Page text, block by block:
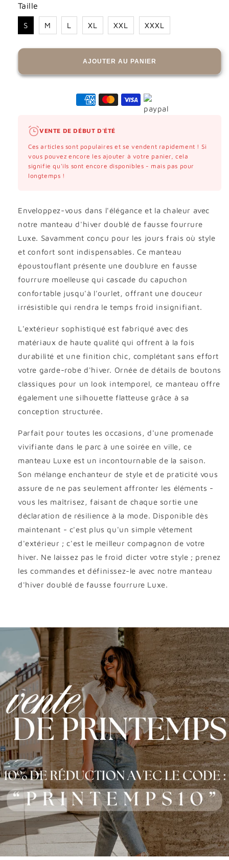
Taille
S M L XL XXL XXXL
AJOUTER AU PANIER
VENTE DE DÉBUT D'ÉTÉ
Ces articles sont populaires et se vendent rapidement ! Si
vous pouvez encore les ajouter à votre panier, cela
signifie qu'ils sont encore disponibles - mais pas pour
longtemps !
Enveloppez-vous dans l'élégance et la chaleur avec
notre manteau d'hiver doublé de fausse fourrure
Luxe. Savamment conçu pour les jours frais où style
et confort sont indispensables. Ce manteau
époustouflant présente une doublure en fausse
fourrure moelleuse qui cascade du capuchon
confortable jusqu'à l'ourlet, offrant une douceur
irrésistible qui rendra le temps froid insignifiant.
L'extérieur sophistiqué est fabriqué avec des
matériaux de haute qualité qui offrent à la fois
durabilité et une finition chic, complétant sans effort
votre garde-robe d'hiver. Ornée de détails de boutons
classiques pour un look intemporel, ce manteau offre
également une silhouette flatteuse grâce à sa
conception structurée.
Parfait pour toutes les occasions, d'une promenade
vivifiante dans le parc à une soirée en ville, ce
manteau Luxe est un incontournable de la saison.
Son mélange enchanteur de style et de praticité vous
assure de ne pas seulement affronter les éléments -
vous les maîtrisez, faisant de chaque sortie une
déclaration de résilience à la mode. Disponible dès
maintenant - c'est plus qu'un simple vêtement
d'extérieur ; c'est le meilleur compagnon de votre
hiver. Ne laissez pas le froid dicter votre style ; prenez
les commandes et définissez-le avec notre manteau
d'hiver doublé de fausse fourrure Luxe.